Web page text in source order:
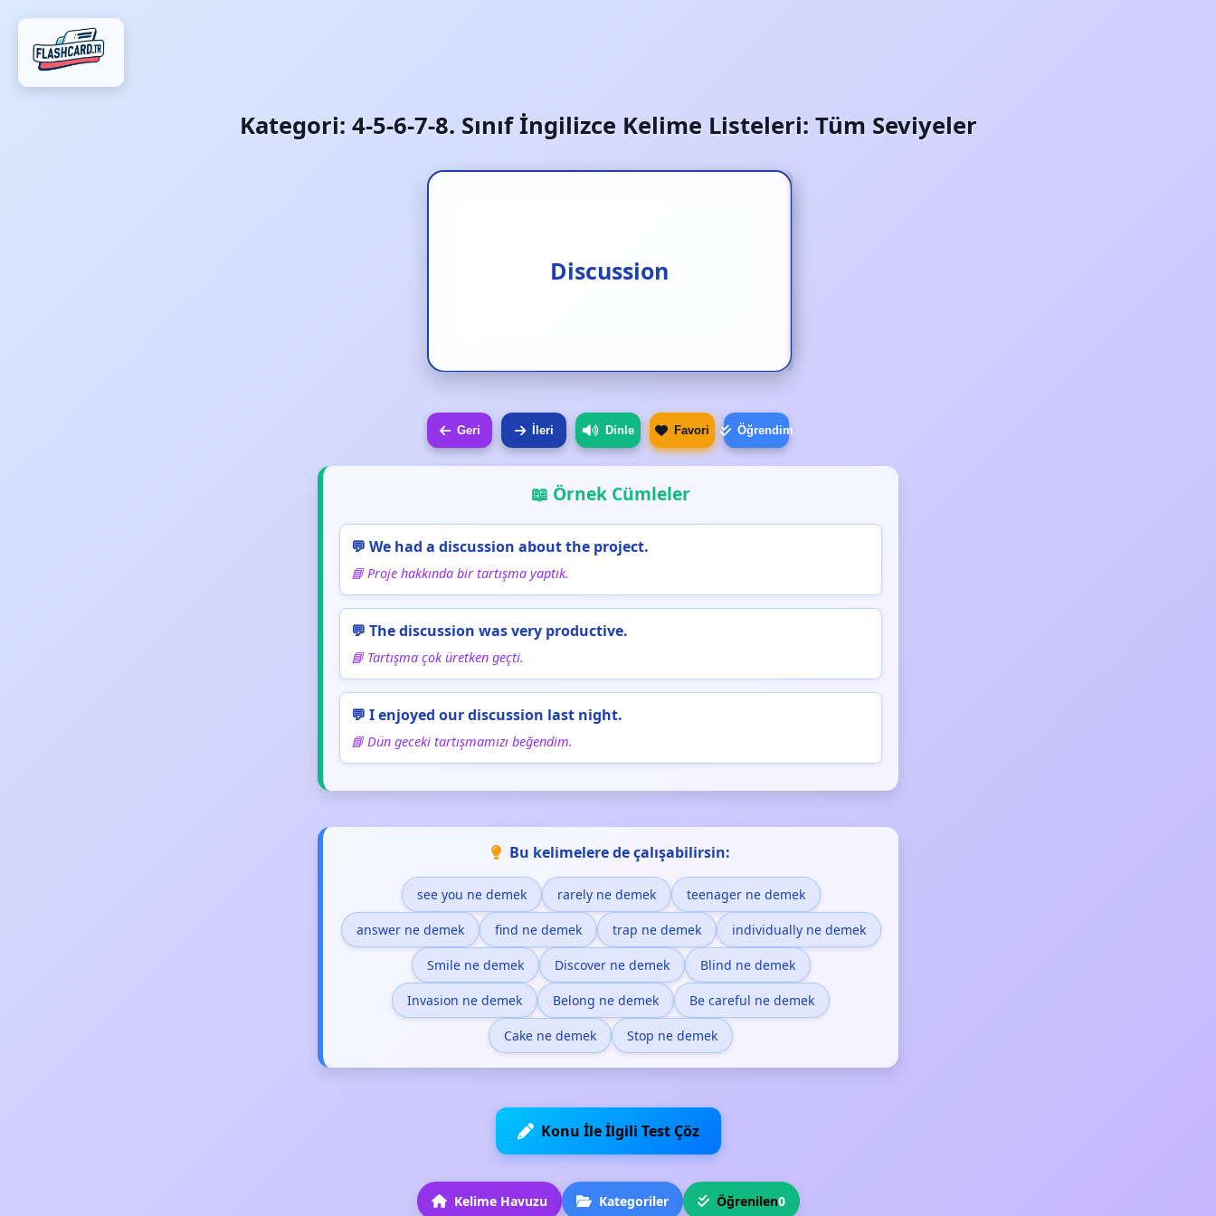
Kategori: 4-5-6-7-8. Sınıf İngilizce Kelime Listeleri: Tüm Seviyeler
Discussion
Tartışma programı
Geri İleri Dinle Favori Öğrendim
📖 Örnek Cümleler
💬 We had a discussion about the project.
📘 Proje hakkında bir tartışma yaptık.
💬 The discussion was very productive.
📘 Tartışma çok üretken geçti.
💬 I enjoyed our discussion last night.
📘 Dün geceki tartışmamızı beğendim.
Bu kelimelere de çalışabilirsin:
see you ne demek rarely ne demek teenager ne demek
answer ne demek find ne demek trap ne demek individually ne demek
Smile ne demek Discover ne demek Blind ne demek
Invasion ne demek Belong ne demek Be careful ne demek
Cake ne demek Stop ne demek
Konu İle İlgili Test Çöz
Kelime Havuzu Kategoriler Öğrenilen0